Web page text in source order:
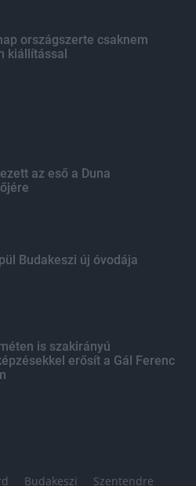
országszerte csaknem
kiállítással
az eső a Duna
Budakeszi új óvodája
is szakirányú
erősít a Gál Ferenc
Budakeszi Szentendre